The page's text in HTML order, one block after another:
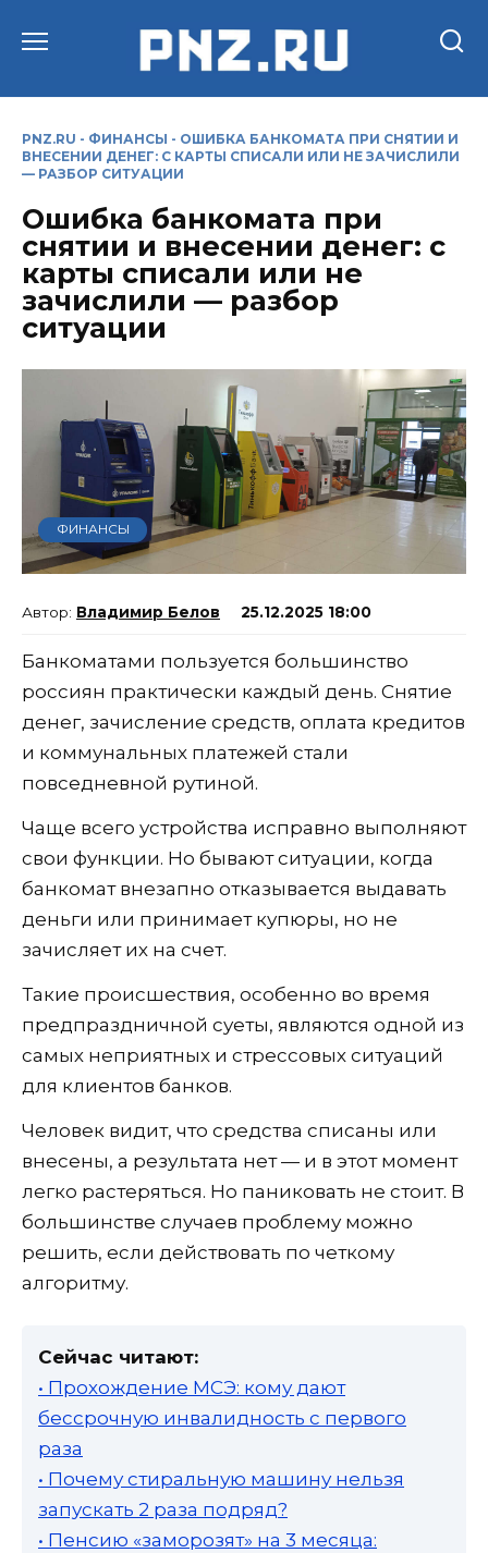
PNZ.RU - ФИНАНСЫ - ОШИБКА БАНКОМАТА ПРИ СНЯТИИ И
ВНЕСЕНИИ ДЕНЕГ: С КАРТЫ СПИСАЛИ ИЛИ НЕ ЗАЧИСЛИЛИ
— РАЗБОР СИТУАЦИИ
Ошибка банкомата при
снятии и внесении денег: с
карты списали или не
зачислили — разбор
ситуации
ФИНАНСЫ
Владимир Белов 25.12.2025 18:00
Банкоматами пользуется большинство
россиян практически каждый день. Снятие
денег, зачисление средств, оплата кредитов
и коммунальных платежей стали
повседневной рутиной.
Чаще всего устройства исправно выполняют
свои функции. Но бывают ситуации, когда
банкомат внезапно отказывается выдавать
деньги или принимает купюры, но не
зачисляет их на счет.
Такие происшествия, особенно во время
предпраздничной суеты, являются одной из
самых неприятных и стрессовых ситуаций
для клиентов банков.
Человек видит, что средства списаны или
внесены, а результата нет — и в этот момент
легко растеряться. Но паниковать не стоит. В
большинстве случаев проблему можно
решить, если действовать по четкому
алгоритму.
Сейчас читают:
• Прохождение МСЭ: кому дают
бессрочную инвалидность с первого
раза
• Почему стиральную машину нельзя
запускать 2 раза подряд?
• Пенсию «заморозят» на 3 месяца: